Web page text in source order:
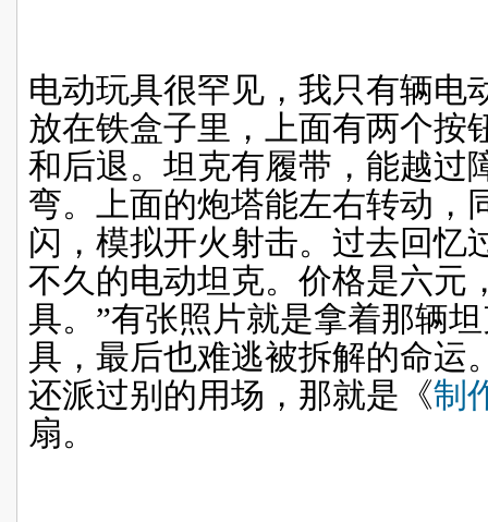
电动玩具很罕见，我只有辆电
放在铁盒子里，上面有两个按
和后退。坦克有履带，能越过
弯。上面的炮塔能左右转动，
闪，模拟开火射击。过去回忆
不久的电动坦克。价格是六元
具。”有张照片就是拿着那辆
具，最后也难逃被拆解的命运
还派过别的用场，那就是《制
扇。